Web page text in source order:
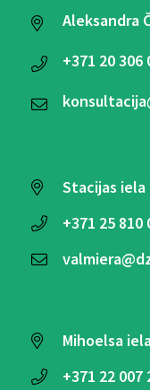
Aleksandra
+371 20 306
Stacijas iela
+371 25 810
Mihoelsa
+371 22 007